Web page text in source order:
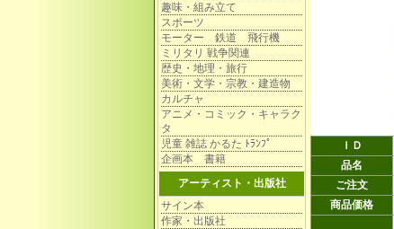
趣味・組み立て
スポーツ
モーター 鉄道 飛行機
ミリタリ 戦争関連
歴史・地理・旅行
美術・文学・宗教・建造物
カルチャ
アニメ・コミック・キャラク
タ
児童 雑誌 かるた ﾄﾗﾝﾌﾟ
企画本 書籍
アーティスト・出版社
サイン本
作家・出版社
ＩＤ
品名
ご注文
商品価格